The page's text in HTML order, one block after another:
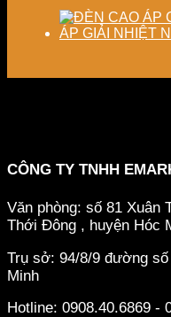
ÁP GIẢI NHIỆT
CÔNG TY TNHH
Văn phòng: số 81 Xuân
Thới Đông , huyện Hóc
Trụ sở: 94/8/9 đường
Minh
Hotline: 0908.40.6869 -